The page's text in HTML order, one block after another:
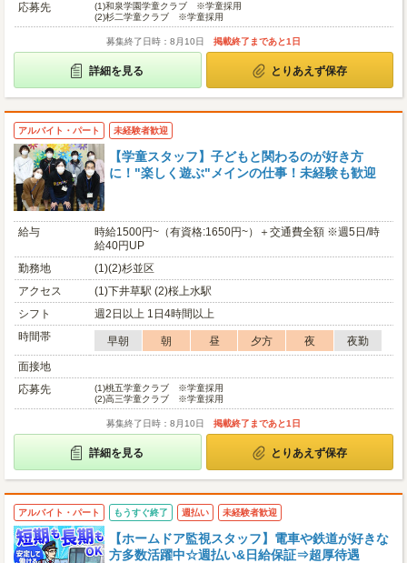
応募先 (1)和泉学園学童クラブ ※学童採用
(2)杉二学童クラブ ※学童採用
募集終了日時：8月10日 掲載終了まであと1日
詳細を見る とりあえず保存
アルバイト・パート 未経験者歓迎
【学童スタッフ】子どもと関わるのが好き方
に！"楽しく遊ぶ"メインの仕事！未経験も歓迎
給与
時給1500円~（有資格:1650円~）＋交通費全額 ※週5日/時
給40円UP
勤務地
(1)(2)杉並区
アクセス
(1)下井草駅 (2)桜上水駅
シフト
週2日以上 1日4時間以上
時間帯
早朝 朝 昼 夕方 夜
夜勤
面接地
応募先
(1)桃五学童クラブ ※学童採用
(2)高三学童クラブ ※学童採用
募集終了日時：8月10日 掲載終了まであと1日
詳細を見る とりあえず保存
アルバイト・パート もうすぐ終了 週払い 未経験者歓迎
【ホームドア監視スタッフ】電車や鉄道が好きな
方多数活躍中☆週払い&日給保証⇒超厚待遇